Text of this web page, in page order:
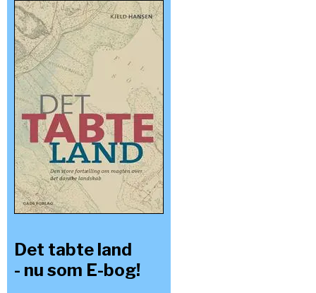
Det tabte land
- nu som E-bog!